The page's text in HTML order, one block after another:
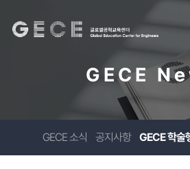
GECE
GECE 소식 공지사항 GECE 학술